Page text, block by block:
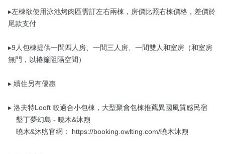
▸左棟欲使用泳池烤肉區需訂左右兩棟，房價比照右棟價格，差價於
尾款支付
▸9人包棟提供一間四人房、一間三人房、一間雙人和室房（和室房
無門，以捲簾阻隔空間）
▸ 續住另有優惠
▸ 洛夫特Looft 較適合小包棟，大型聚會包棟推薦異國風質感民宿
    曉木&沐煦官網： https://booking.owlting.com/曉木沐煦